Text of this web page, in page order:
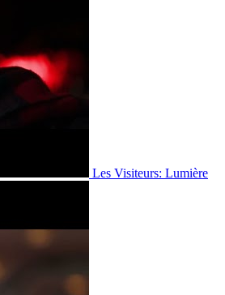
Les Visiteurs: Lumière